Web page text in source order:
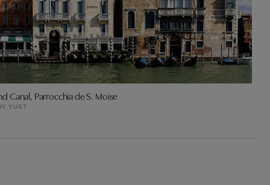
Canal, Parrocchia de S. Moise
YUST